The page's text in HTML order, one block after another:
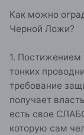
Как можно
Черной Ложи?
1.
тонких
требование
получает
есть свое
которую сам